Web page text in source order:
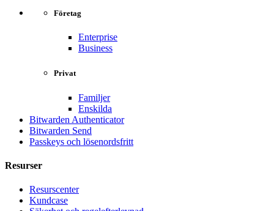
Företag
Enterprise
Business
Privat
Familjer
Enskilda
Bitwarden Authenticator
Bitwarden Send
Passkeys och lösenordsfritt
Resurser
Resurscenter
Kundcase